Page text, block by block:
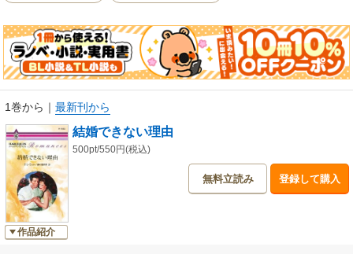
で失ってしまう。マックスはきっと、自分がフェイの子の父親だと気づい
たんだわ。彼によって、姉の結婚生活も子供の将来も危険にさらされる。
わたしの人生はともかく、それだけは防がなければ。だが訪ねてきたマッ
クスは、フェイとダニエルが逮捕されたので、二人の子供の面倒を見てく
れ、と思いもかけないことを口にした。
1巻から ｜ 最新刊から
作品紹介
結婚できない理由
500pt/550円(税込)
無料立読み 登録して購入